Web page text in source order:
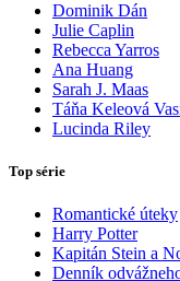
Dominik Dán
Julie Caplin
Rebecca Yarros
Ana Huang
Sarah J. Maas
Táňa Keleová
Lucinda Riley
Top série
Romantické úteky
Harry Potter
Kapitán Stein a
Denník